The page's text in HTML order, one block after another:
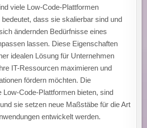
viele Low-Code-Plattformen
dass sie skalierbar sind und
ändernden Bedürfnisse eines
lassen. Diese Eigenschaften
idealen Lösung für Unternehmen
IT-Ressourcen maximieren und
fördern möchten. Die
Low-Code-Plattformen bieten, sind
sie setzen neue Maßstäbe für die Art
entwickelt werden.